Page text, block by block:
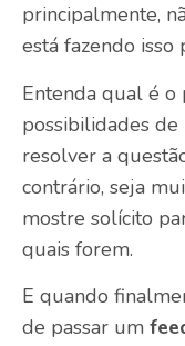
principalmente,
está fazendo isso
Entenda qual é o
possibilidades de
resolver a
contrário, seja
mostre solícito
quais forem.
E quando
de passar um